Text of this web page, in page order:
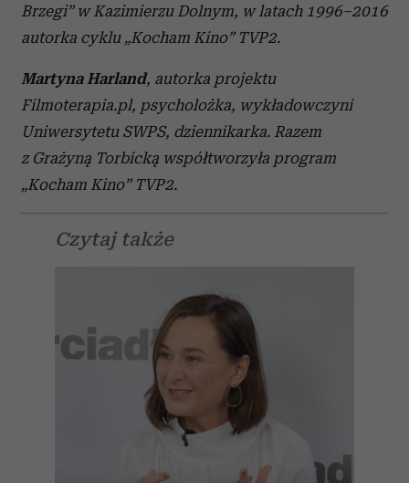
Brzegi” w Kazimierzu Dolnym, w latach 1996–2016
autorka cyklu „Kocham Kino” TVP2.
Martyna Harland, autorka projektu
Filmoterapia.pl, psycholożka, wykładowczyni
Uniwersytetu SWPS, dziennikarka. Razem
z Grażyną Torbicką współtworzyła program
„Kocham Kino” TVP2.
Czytaj także